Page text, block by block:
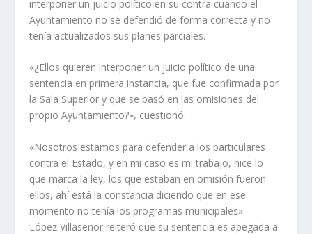
interponer un juicio político en su contra cuando el
Ayuntamiento no se defendió de forma correcta y no
tenía actualizados sus planes parciales.
«¿Ellos quieren interponer un juicio político de una
sentencia en primera instancia, que fue confirmada por
la Sala Superior y que se basó en las omisiones del
propio Ayuntamiento?», cuestionó.
«Nosotros estamos para defender a los particulares
contra el Estado, y en mi caso es mi trabajo, hice lo
que marca la ley, los que estaban en omisión fueron
ellos, ahí está la constancia diciendo que en ese
momento no tenía los programas municipales».
López Villaseñor reiteró que su sentencia es apegada a